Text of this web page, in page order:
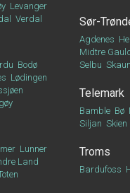
Levanger
Verdal
Bodø
Lødingen
Lunner
Land
Sør-
Agdenes
Midtre
Selbu Skaun
Telemark
Bamble Bø
Siljan Skien
Troms
Bardufoss